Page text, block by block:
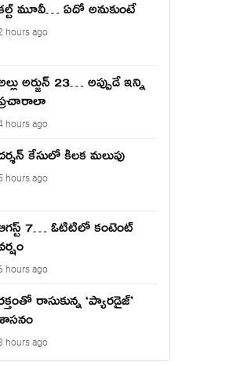
మూవీ… ఏదో అనుకుంటే
hours ago
అర్జున్ 23… అప్పుడే ఇన్ని
hours ago
కేసులో కీలక మలుపు
hours ago
7… ఓటిటిలో కంటెంట్
hours ago
రాసుకున్న ‘ప్యారడైజ్’
hours ago